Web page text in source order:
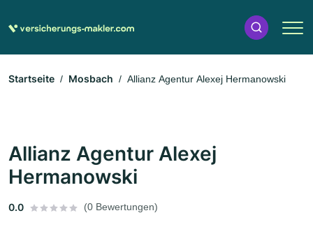
Startseite Mosbach Allianz Agentur Alexej Hermanowski
Allianz Agentur Alexej
Hermanowski
0.0 (0 Bewertungen)